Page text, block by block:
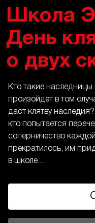
Школа
День
о двух
Кто такие наследницы
произойдет в том
даст клятву
кто попытается
соперничество
прекратилось, им
в школе....